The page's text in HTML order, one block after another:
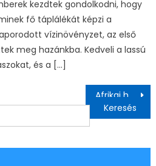
kezdtek gondolkodni, hogy
fő táplálékát képzi a
vízinövényzet, az első
meg hazánkba. Kedveli a lassú
és a […]